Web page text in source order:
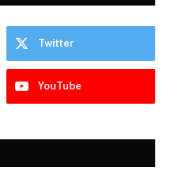
Twitter
YouTube